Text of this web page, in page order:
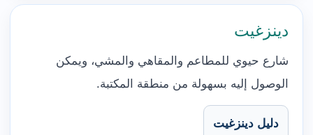
دينزغيت
شارع حيوي للمطاعم والمقاهي والمشي، ويمكن
الوصول إليه بسهولة من منطقة المكتبة.
دليل دينزغيت